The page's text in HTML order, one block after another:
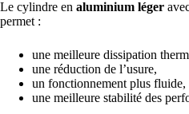
Le cylindre en aluminium léger
permet :
une meilleure dissipation
une réduction de l’usure,
un fonctionnement plus fluide,
une meilleure stabilité des